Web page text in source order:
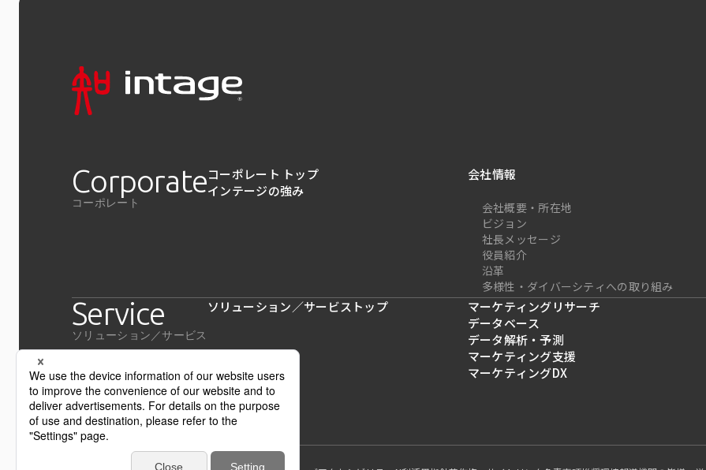
Corporate
コーポレート
コーポレート トップ
インテージの強み
会社情報
会社概要・所在地
ビジョン
社長メッセージ
役員紹介
沿革
多様性・ダイバーシティへの取り組み
Service
ソリューション／サービス
ソリューション／サービストップ
マーケティングリサーチ
データベース
データ解析・予測
マーケティング支援
マーケティングDX